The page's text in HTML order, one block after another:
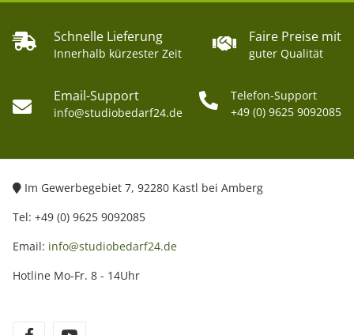
Schnelle Lieferung
Innerhalb kürzester Zeit
Faire Preise mit
guter Qualität
Email-Support
info@studiobedarf24.de
Telefon-Support
+49 (0) 9625 9092085
Im Gewerbegebiet 7, 92280 Kastl bei Amberg
Tel: +49 (0) 9625 9092085
Email: info@studiobedarf24.de
Hotline Mo-Fr. 8 - 14Uhr